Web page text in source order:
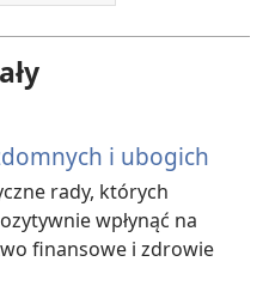
i ubogich
rady, których
wpłynąć na
finansowe i zdrowie